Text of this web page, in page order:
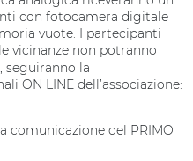
con fotocamera digitale
vuote. I partecipanti
vicinanze non potranno
seguiranno la
ON LINE dell’associazione:
comunicazione del PRIMO